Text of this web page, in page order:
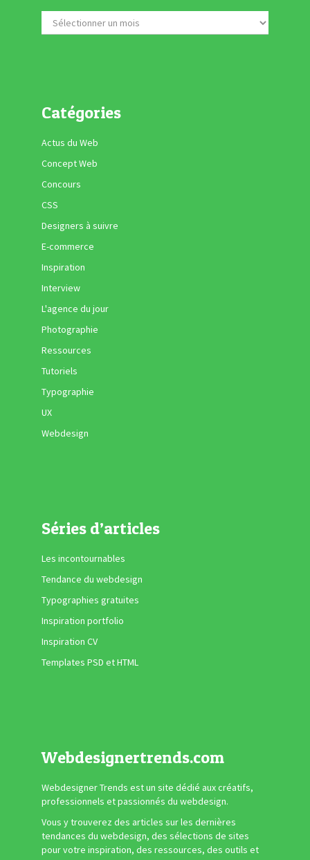
Catégories
Actus du Web
Concept Web
Concours
CSS
Designers à suivre
E-commerce
Inspiration
Interview
L'agence du jour
Photographie
Ressources
Tutoriels
Typographie
UX
Webdesign
Séries d’articles
Les incontournables
Tendance du webdesign
Typographies gratuites
Inspiration portfolio
Inspiration CV
Templates PSD et HTML
Webdesignertrends.com
Webdesigner Trends est un site dédié aux créatifs,
professionnels et passionnés du webdesign.
Vous y trouverez des articles sur les dernières
tendances du webdesign, des sélections de sites
pour votre inspiration, des ressources, des outils et